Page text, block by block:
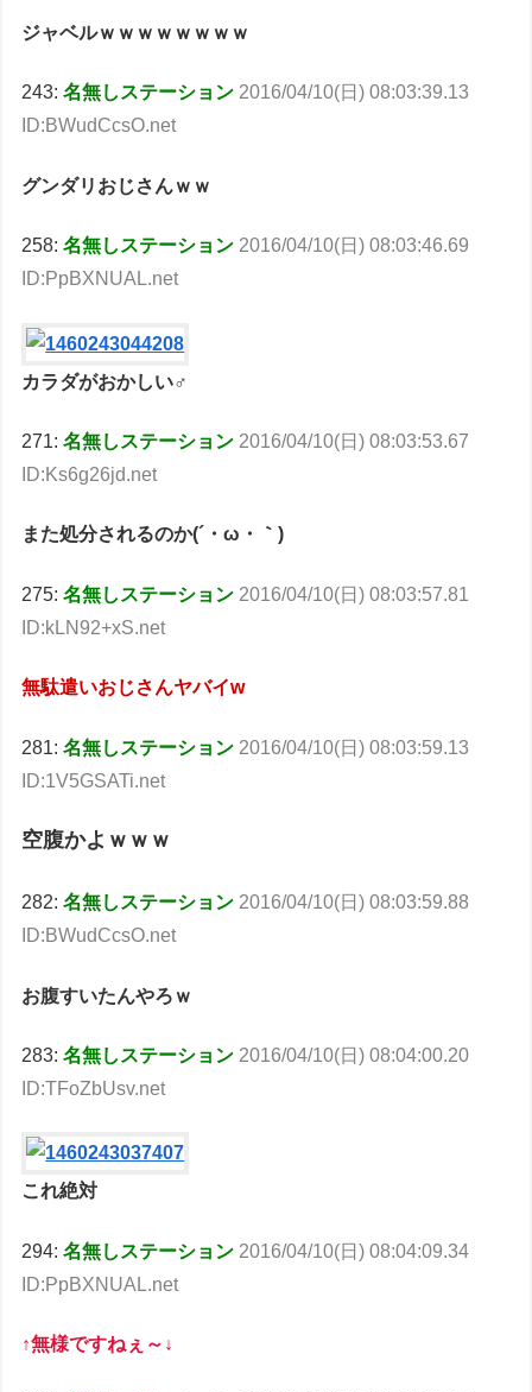
ジャベルｗｗｗｗｗｗｗｗ
243:名無しステーション2016/04/10(日) 08:03:39.13
ID:BWudCcsO.net
グンダリおじさんｗｗ
258:名無しステーション 2016/04/10(日) 08:03:46.69
ID:PpBXNUAL.net
カラダがおかしい♂
271:名無しステーション 2016/04/10(日) 08:03:53.67
ID:Ks6g26jd.net
また処分されるのか(´・ω・｀)
275:名無しステーション 2016/04/10(日) 08:03:57.81
ID:kLN92+xS.net
無駄遣いおじさんヤバイw
281:名無しステーション 2016/04/10(日) 08:03:59.13
ID:1V5GSATi.net
空腹かよｗｗｗ
282:名無しステーション 2016/04/10(日) 08:03:59.88
ID:BWudCcsO.net
お腹すいたんやろｗ
283:名無しステーション 2016/04/10(日) 08:04:00.20
ID:TFoZbUsv.net
これ絶対
294:名無しステーション 2016/04/10(日) 08:04:09.34
ID:PpBXNUAL.net
↑無様ですねぇ～↓